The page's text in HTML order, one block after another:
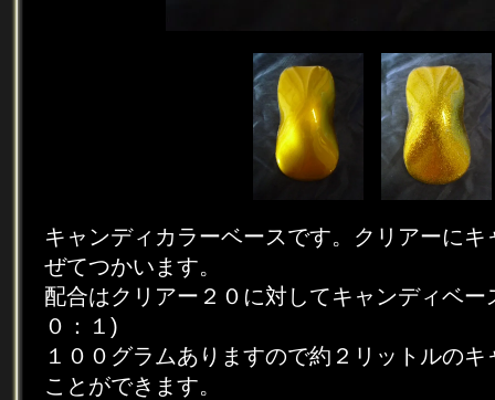
キャンディカラーベースです。クリアーに
ぜてつかいます。
配合はクリアー２０に対してキャンディベ
０：１)
１００グラムありますので約２リットルの
ことができます。